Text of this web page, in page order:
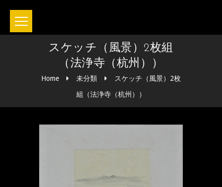
スケッチ（風景）2枚組
（法浄寺（杭州））
Home 未分類
スケッチ（風景）2枚
組（法浄寺（杭州））